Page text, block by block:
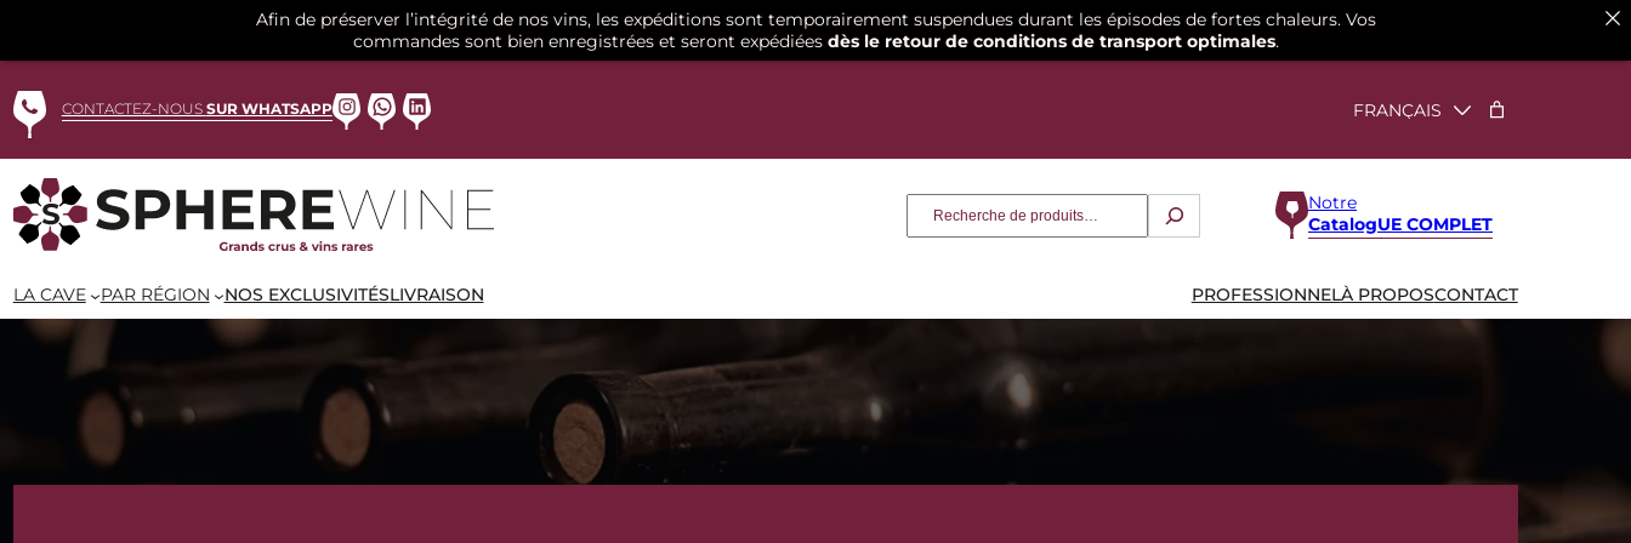
au
contenuCONTACTEZ-NOUS SUR WHATSAPPInstagram
WhatsApp
LinkedIn
Notre
CatalogUE COMPLET
LA CAVE PAR RÉGION NOS EXCLUSIVITÉSLIVRAISON PROFESSIONNELÀ PROPOSCONTACT
Afin de préserver l’intégrité de nos vins, les expéditions sont temporairement suspendues durant les épisodes de fortes chaleurs. Vos
commandes sont bien enregistrées et seront expédiées dès le retour de conditions de transport optimales.